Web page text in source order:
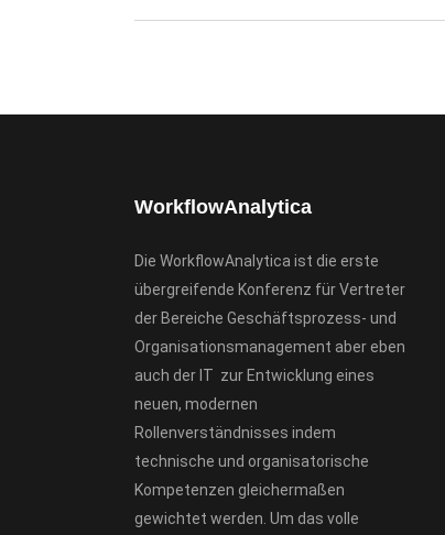
WorkflowAnalytica
Die WorkflowAnalytica ist die erste
übergreifende Konferenz für Vertreter
der Bereiche Geschäftsprozess- und
Organisationsmanagement aber eben
auch der IT zur Entwicklung eines
neuen, modernen
Rollenverständnisses indem
technische und organisatorische
Kompetenzen gleichermaßen
gewichtet werden. Um das volle